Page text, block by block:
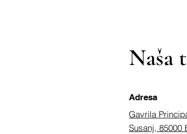
Naša
Adresa
Gavrila
Susanj, 85000